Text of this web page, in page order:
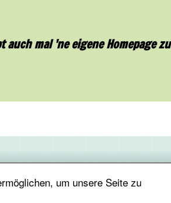
um unsere Seite zu
mal 'ne eigene Homepage zu